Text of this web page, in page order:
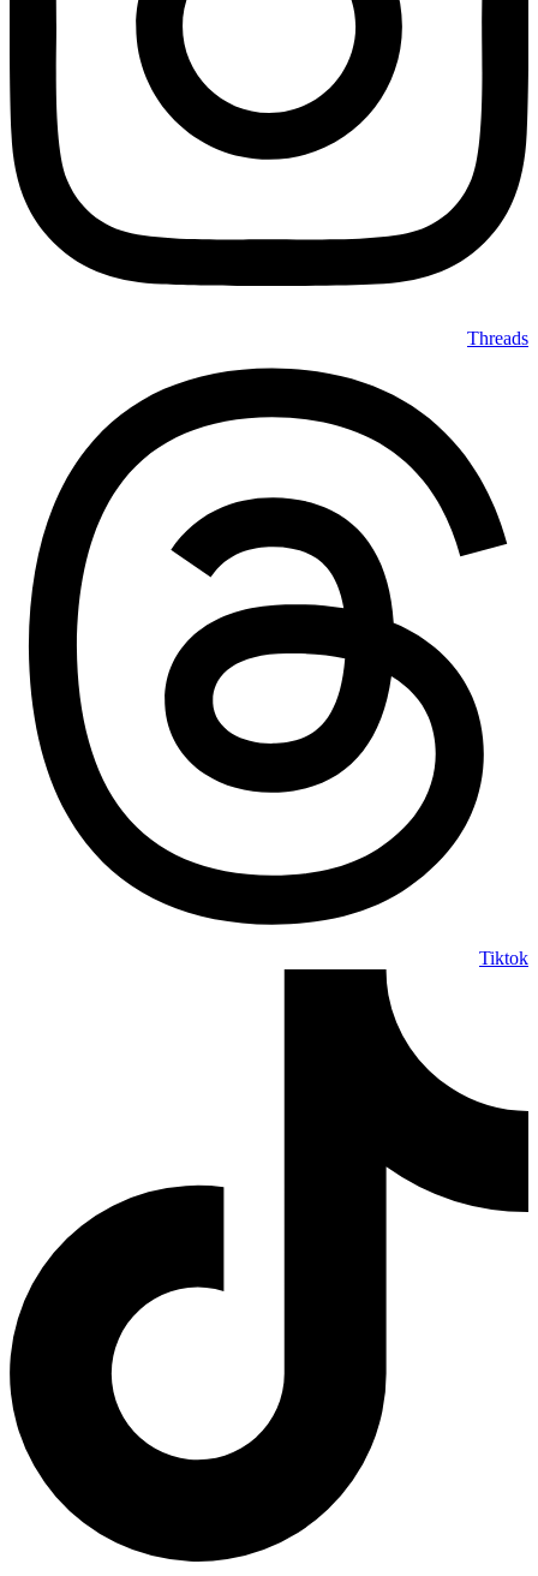
Threads
Tiktok